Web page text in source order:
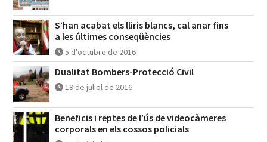
S’han acabat els lliris blancs, cal anar fins
a les últimes conseqüències
5 d'octubre de 2016
Dualitat Bombers-Protecció Civil
19 de juliol de 2016
Beneficis i reptes de l’ús de videocàmeres
corporals en els cossos policials